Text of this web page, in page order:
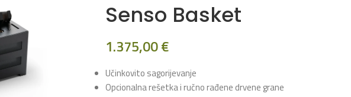
Senso Basket
1.375,00€
Učinkovito sagorijevanje
Opcionalna rešetka i ručno rađene drvene grane